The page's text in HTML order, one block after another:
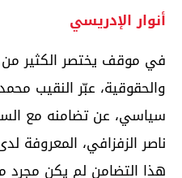
أنوار الإدريسي
في موقف يختصر الكثير من
والحقوقية، عبّر النقيب
سياسي، عن تضامنه مع
ناصر الزفزافي، المعروفة
هذا التضامن لم يكن مجرد